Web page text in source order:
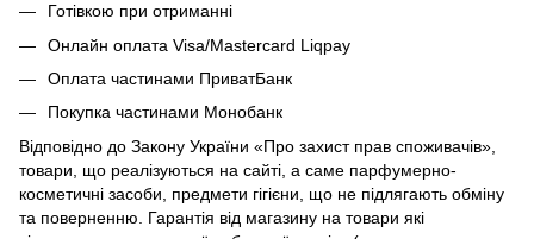
Готівкою при отриманні
Онлайн оплата Visa/Mastercard Liqpay
Оплата частинами ПриватБанк
Покупка частинами Монобанк
Відповідно до Закону України «Про захист прав споживачів»,
товари, що реалізуються на сайті, а саме парфумерно-
косметичні засоби, предмети гігієни, що не підлягають обміну
та поверненню. Гарантія від магазину на товари які